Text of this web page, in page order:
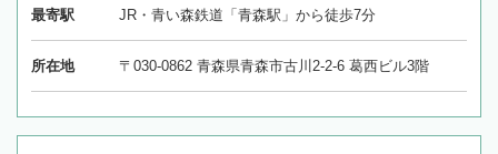
最寄駅 JR・青い森鉄道「青森駅」から徒歩7分
所在地 〒030-0862 青森県青森市古川2-2-6 葛西ビル3階